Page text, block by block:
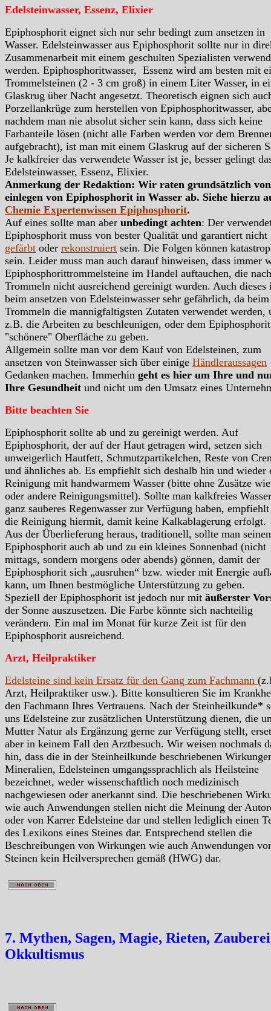
Edelsteinwasser, Essenz, Elixier
Epiphosphorit eignet sich nur sehr bedingt zum ansetzen in
Wasser. Edelsteinwasser aus Epiphosphorit sollte nur in
Zusammenarbeit mit einem geschulten Spezialisten
werden. Epiphosphoritwasser, Essenz wird am besten mit
Trommelsteinen (2 - 3 cm groß) in einem Liter Wasser, in
Glaskrug über Nacht angesetzt. Theoretisch eignen sich
Porzellankrüge zum herstellen von Epiphosphoritwasser,
nachdem man nie absolut sicher sein kann, dass sich keine
Farbanteile lösen (nicht alle Farben werden vor dem
aufgebracht), ist man mit einem Glaskrug auf der sicheren
Je kalkfreier das verwendete Wasser ist je, besser gelingt
Edelsteinwasser, Essenz, Elixier.
Anmerkung der Redaktion: Wir raten grundsätzlich
einlegen von Epiphosphorit in Wasser ab. Siehe hierzu
Chemie Expertenwissen Epiphosphorit.
Auf eines sollte man aber unbedingt achten: Der
Epiphosphorit muss von bester Qualität und garantiert nicht
gefärbt oder rekonstruiert sein. Die Folgen können
sein. Leider muss man auch darauf hinweisen, dass immer
Epiphosphorittrommelsteine im Handel auftauchen, die
Trommeln nicht ausreichend gereinigt wurden. Auch dieses
beim ansetzen von Edelsteinwasser sehr gefährlich, da beim
Trommeln die mannigfaltigsten Zutaten verwendet werden,
z.B. die Arbeiten zu beschleunigen, oder dem
"schönere" Oberfläche zu geben.
Allgemein sollte man vor dem Kauf von Edelsteinen, zum
ansetzen von Steinwasser sich über einige Händleraussagen
Gedanken machen. Immerhin geht es hier um Ihre und
Ihre Gesundheit und nicht um den Umsatz eines
Bitte beachten Sie
Epiphosphorit sollte ab und zu gereinigt werden. Auf
Epiphosphorit, der auf der Haut getragen wird, setzen sich
unweigerlich Hautfett, Schmutzpartikelchen, Reste von
und ähnliches ab. Es empfiehlt sich deshalb hin und wieder
Reinigung mit handwarmem Wasser (bitte ohne Zusätze
oder andere Reinigungsmittel). Sollte man kalkfreies
ganz sauberes Regenwasser zur Verfügung haben,
die Reinigung hiermit, damit keine Kalkablagerung erfolgt.
Aus der Überlieferung heraus, traditionell, sollte man seinen
Epiphosphorit auch ab und zu ein kleines Sonnenbad (nicht
mittags, sondern morgens oder abends) gönnen, damit der
Epiphosphorit sich „ausruhen“ bzw. wieder mit Energie
kann, um Ihnen bestmögliche Unterstützung zu geben.
Speziell der Epiphosphorit ist jedoch nur mit äußerster
der Sonne auszusetzen. Die Farbe könnte sich nachteilig
verändern. Ein mal im Monat für kurze Zeit ist für den
Epiphosphorit ausreichend.
Arzt, Heilpraktiker
Edelsteine sind kein Ersatz für den Gang zum Fachmann
Arzt, Heilpraktiker usw.). Bitte konsultieren Sie im
den Fachmann Ihres Vertrauens. Nach der Steinheilkunde*
uns Edelsteine zur zusätzlichen Unterstützung dienen, die
Mutter Natur als Ergänzung gerne zur Verfügung stellt,
aber in keinem Fall den Arztbesuch. Wir weisen nochmals
hin, dass die in der Steinheilkunde beschriebenen
Mineralien, Edelsteinen umgangssprachlich als Heilsteine
bezeichnet, weder wissenschaftlich noch medizinisch
nachgewiesen oder anerkannt sind. Die beschriebenen
wie auch Anwendungen stellen nicht die Meinung der
oder von Karrer Edelsteine dar und stellen lediglich einen
des Lexikons eines Steines dar. Entsprechend stellen die
Beschreibungen von Wirkungen wie auch Anwendungen
Steinen kein Heilversprechen gemäß (HWG) dar.
7. Mythen, Sagen, Magie, Rieten,
Okkultismus